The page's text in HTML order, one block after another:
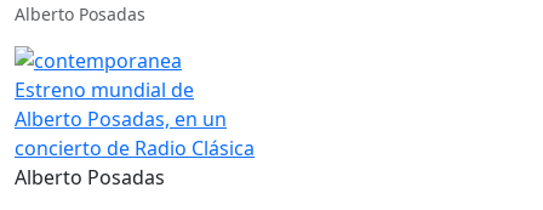
Alberto Posadas
Alberto Posadas